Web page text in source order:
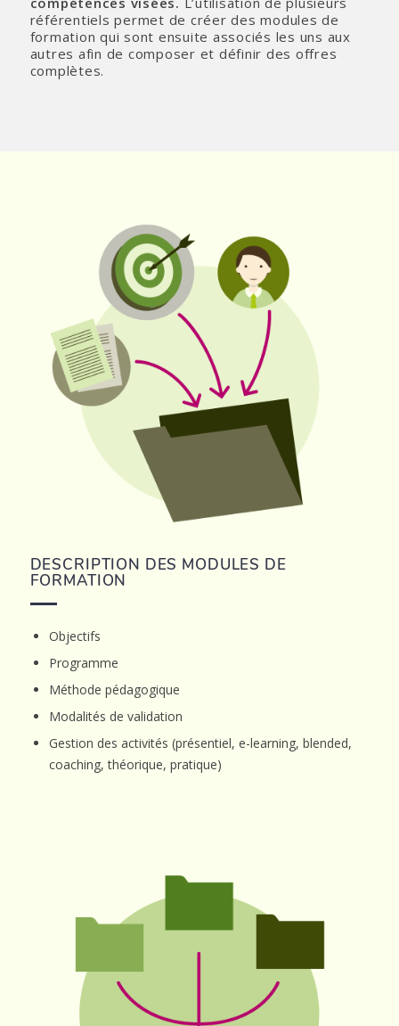
référentiels permet de créer des modules de
formation qui sont ensuite associés les uns aux
autres afin de composer et définir des offres
complètes.
DESCRIPTION DES MODULES DE
FORMATION
Objectifs
Programme
Méthode pédagogique
Modalités de validation
Gestion des activités (présentiel, e-learning, blended,
coaching, théorique, pratique)